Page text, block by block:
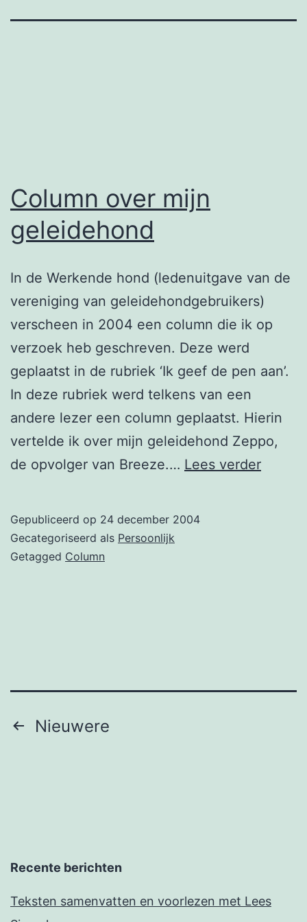
Column over mijn
geleidehond
In de Werkende hond (ledenuitgave van de
vereniging van geleidehondgebruikers)
verscheen in 2004 een column die ik op
verzoek heb geschreven. Deze werd
geplaatst in de rubriek ‘Ik geef de pen aan’.
In deze rubriek werd telkens van een
andere lezer een column geplaatst. Hierin
vertelde ik over mijn geleidehond Zeppo,
de opvolger van Breeze.… Lees verder
Gepubliceerd op 24 december 2004
Gecategoriseerd als Persoonlijk
Getagged Column
Berichten
Nieuwere
Recente berichten
Teksten samenvatten en voorlezen met Lees